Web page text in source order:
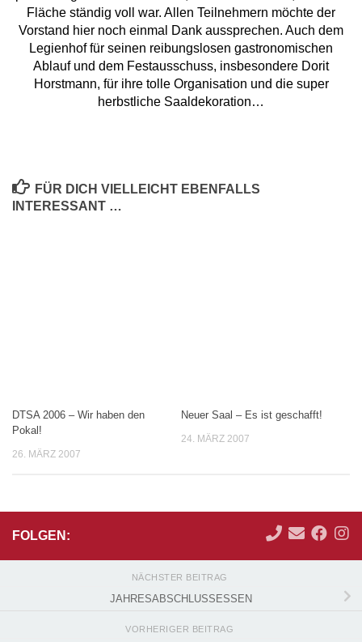
Fläche ständig voll war. Allen Teilnehmern möchte der
Vorstand hier noch einmal Dank aussprechen. Auch dem
Legienhof für seinen reibungslosen gastronomischen
Ablauf und dem Festausschuss, insbesondere Dorit
Horstmann, für ihre tolle Organisation und die super
herbstliche Saaldekoration…
FÜR DICH VIELLEICHT EBENFALLS
INTERESSANT …
DTSA 2006 – Wir haben den
Pokal!
26. MÄRZ 2007
Neuer Saal – Es ist geschafft!
24. MÄRZ 2007
FOLGEN:
NÄCHSTER BEITRAG
JAHRESABSCHLUSSESSEN
VORHERIGER BEITRAG